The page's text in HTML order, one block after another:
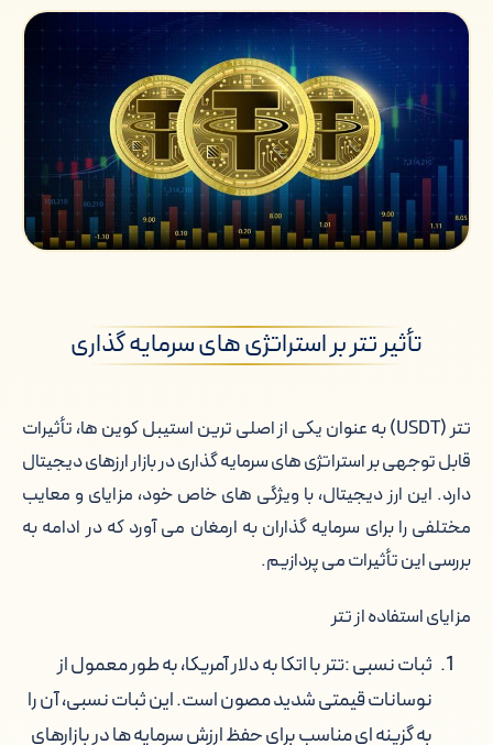
تأثیر تتر بر استراتژی های سرمایه گذاری
تتر (USDT) به عنوان یکی از اصلی ترین استیبل کوین ها، تأثیرات
قابل توجهی بر استراتژی های سرمایه گذاری در بازار ارزهای دیجیتال
دارد. این ارز دیجیتال، با ویژگی های خاص خود، مزایای و معایب
مختلفی را برای سرمایه گذاران به ارمغان می آورد که در ادامه به
بررسی این تأثیرات می پردازیم.
مزایای استفاده از تتر
ثبات نسبی :تتر با اتکا به دلار آمریکا، به طور معمول از
نوسانات قیمتی شدید مصون است. این ثبات نسبی، آن را
به گزینه ای مناسب برای حفظ ارزش سرمایه ها در بازارهای